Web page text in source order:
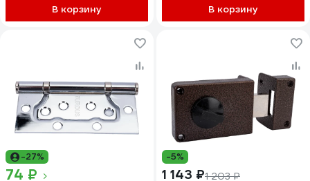
В корзину В корзину
-27%
74 ₽
-5%
1 143 ₽1 203 ₽